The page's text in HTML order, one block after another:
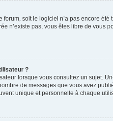
soit le logiciel n’a pas encore
n’existe pas, vous êtes libre de
?
lorsque vous consultez un sujet.
de messages que vous avez
unique et personnelle à chaque